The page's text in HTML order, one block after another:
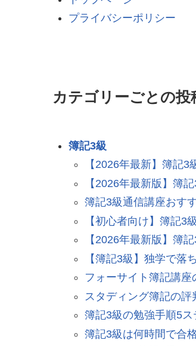
プライバシーポリシー
カテゴリーごとの投
簿記3級
【2026年最新】簿記
【2026年最新版】簿
簿記3級通信講座おす
【初心者向け】簿記3
【2026年最新版】簿
【簿記3級】独学で落
フォーサイト簿記講
スタディング簿記の
簿記3級の勉強手順5
簿記3級は何時間で合